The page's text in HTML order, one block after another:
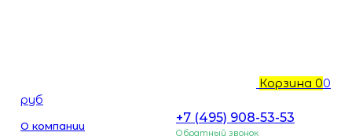
Корзина 00
руб
О компании
+7 (495) 908-53-53
Обратный звонок